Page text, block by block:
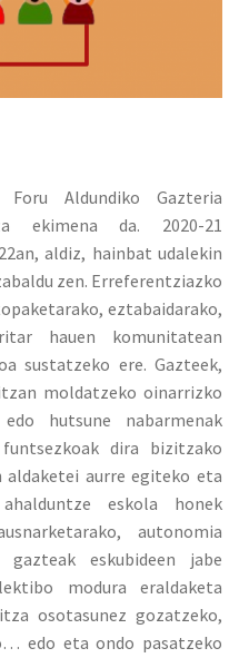
Foru Aldundiko Gazteria
ekimena da. 2020-21
aldiz, hainbat udalekin
zen. Erreferentziazko
eztabaidarako,
hauen komunitatean
sustatzeko ere. Gazteek,
moldatzeko oinarrizko
hutsune nabarmenak
dira bizitzako
aurre egiteko eta
eskola honek
autonomia
eskubideen jabe
modura eraldaketa
osotasunez gozatzeko,
edo eta ondo pasatzeko